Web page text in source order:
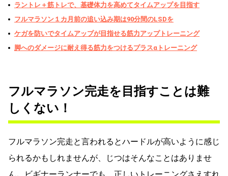
ラントレ＋筋トレで、基礎体力を高めてタイムアップを目指す
フルマラソン１カ月前の追い込み期は90分間のLSDを
ケガを防いでタイムアップが目指せる筋力アップトレーニング
脚へのダメージに耐え得る筋力をつけるプラスαトレーニング
フルマラソン完走を目指すことは難
しくない！
フルマラソン完走と言われるとハードルが高いように感じ
られるかもしれませんが、じつはそんなことはありませ
ん。ビギナーランナーでも、正しいトレーニングさえすれ